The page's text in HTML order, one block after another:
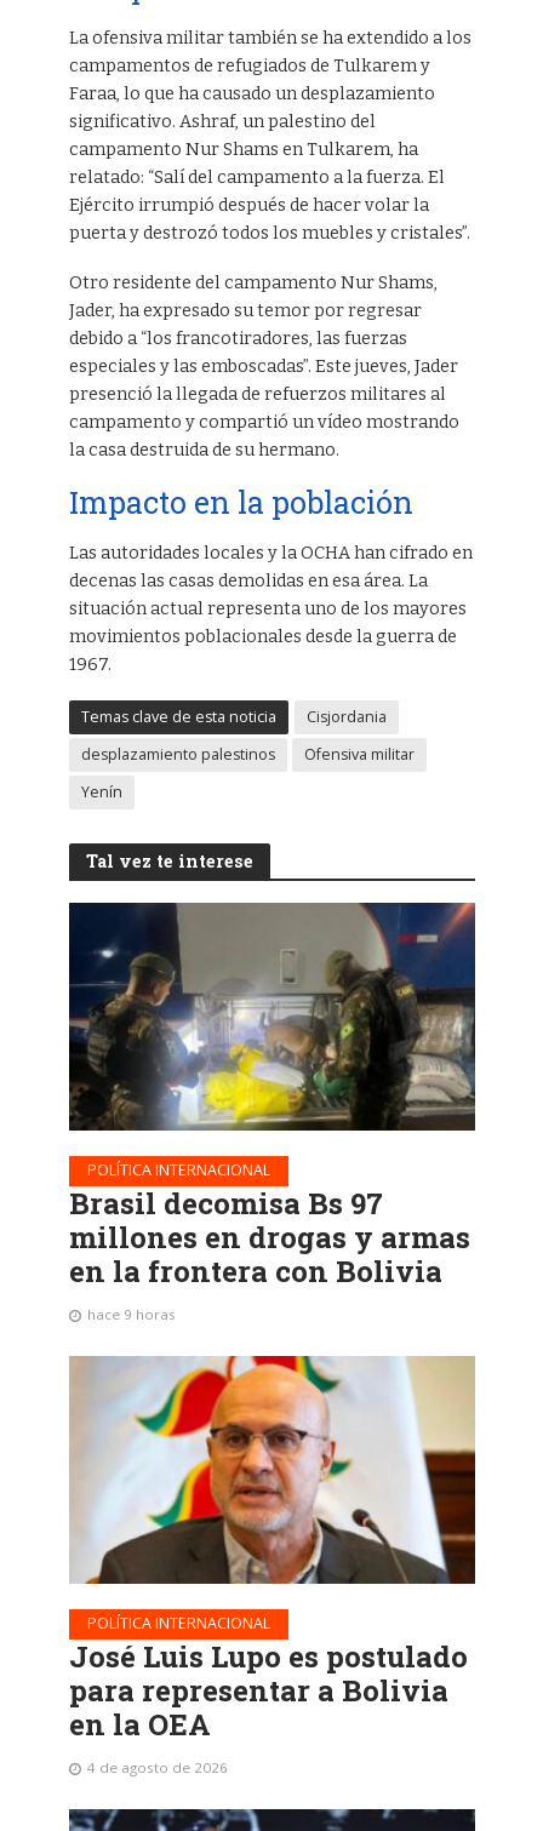
La ofensiva militar también se ha extendido a los
campamentos de refugiados de Tulkarem y
Faraa, lo que ha causado un desplazamiento
significativo. Ashraf, un palestino del
campamento Nur Shams en Tulkarem, ha
relatado: “Salí del campamento a la fuerza. El
Ejército irrumpió después de hacer volar la
puerta y destrozó todos los muebles y cristales”.
Otro residente del campamento Nur Shams,
Jader, ha expresado su temor por regresar
debido a “los francotiradores, las fuerzas
especiales y las emboscadas”. Este jueves, Jader
presenció la llegada de refuerzos militares al
campamento y compartió un vídeo mostrando
la casa destruida de su hermano.
Impacto en la población
Las autoridades locales y la OCHA han cifrado en
decenas las casas demolidas en esa área. La
situación actual representa uno de los mayores
movimientos poblacionales desde la guerra de
1967.
Temas clave de esta noticia
Cisjordania
desplazamiento palestinos
Ofensiva militar
Yenín
Tal vez te interese
POLÍTICA INTERNACIONAL
Brasil decomisa Bs 97
millones en drogas y armas
en la frontera con Bolivia
hace 9 horas
POLÍTICA INTERNACIONAL
José Luis Lupo es postulado
para representar a Bolivia
en la OEA
4 de agosto de 2026